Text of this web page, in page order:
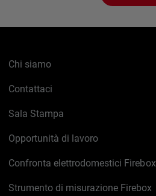
Chi siamo
Contattaci
Sala Stampa
Opportunità di lavoro
Confronta elettrodomestici Firebox
Strumento di misurazione Firebox